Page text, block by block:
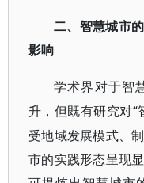
二、智慧城市
影响
学术界对于智
升，但既有研究对“
受地域发展模式、
市的实践形态呈现